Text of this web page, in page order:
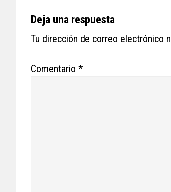
Reader
Interactions
Deja una respuesta
Tu dirección de correo electrónico
Comentario *